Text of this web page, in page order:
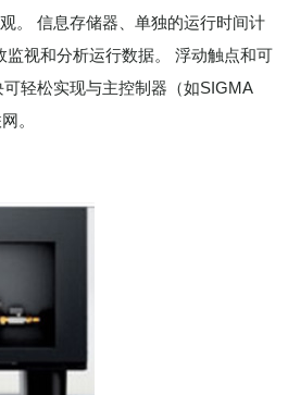
。 信息存储器、单独的运行时间计
监视和分析运行数据。 浮动触点和可
轻松实现与主控制器（如SIGMA
。